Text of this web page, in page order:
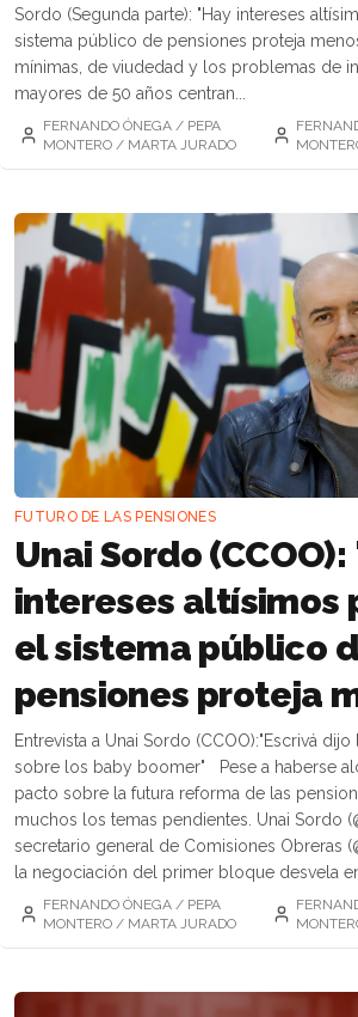
Sordo (Segunda parte): "Hay intereses
sistema público de pensiones proteja menos"
mínimas, de viudedad y los problemas de
mayores de 50 años centran...
FERNANDO ÓNEGA / PEPA
MONTERO / MARTA JURADO
FUTURO DE LAS PENSIONES
Unai Sordo
intereses altísimos
el sistema público
pensiones proteja
Entrevista a Unai Sordo (CCOO):"Escrivá
sobre los baby boomer" Pese a haberse alcanzado un primer
pacto sobre la futura reforma de las
muchos los temas pendientes. Unai Sordo
secretario general de Comisiones Obreras
la negociación del primer
FERNANDO ÓNEGA / PEPA
MONTERO / MARTA JURADO